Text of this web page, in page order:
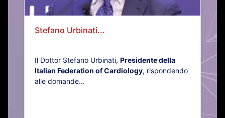
Stefano Urbinati...
Il Dottor Stefano Urbinati, Presidente della
Italian Federation of Cardiology, rispondendo
alle domande...